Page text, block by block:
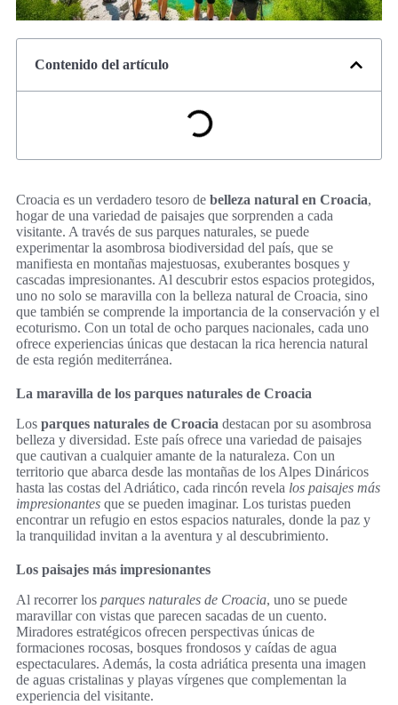
Contenido del artículo
Croacia es un verdadero tesoro de belleza natural en Croacia,
hogar de una variedad de paisajes que sorprenden a cada
visitante. A través de sus parques naturales, se puede
experimentar la asombrosa biodiversidad del país, que se
manifiesta en montañas majestuosas, exuberantes bosques y
cascadas impresionantes. Al descubrir estos espacios protegidos,
uno no solo se maravilla con la belleza natural de Croacia, sino
que también se comprende la importancia de la conservación y el
ecoturismo. Con un total de ocho parques nacionales, cada uno
ofrece experiencias únicas que destacan la rica herencia natural
de esta región mediterránea.
La maravilla de los parques naturales de Croacia
Los parques naturales de Croacia destacan por su asombrosa
belleza y diversidad. Este país ofrece una variedad de paisajes
que cautivan a cualquier amante de la naturaleza. Con un
territorio que abarca desde las montañas de los Alpes Dináricos
hasta las costas del Adriático, cada rincón revela los paisajes más
impresionantes que se pueden imaginar. Los turistas pueden
encontrar un refugio en estos espacios naturales, donde la paz y
la tranquilidad invitan a la aventura y al descubrimiento.
Los paisajes más impresionantes
Al recorrer los parques naturales de Croacia, uno se puede
maravillar con vistas que parecen sacadas de un cuento.
Miradores estratégicos ofrecen perspectivas únicas de
formaciones rocosas, bosques frondosos y caídas de agua
espectaculares. Además, la costa adriática presenta una imagen
de aguas cristalinas y playas vírgenes que complementan la
experiencia del visitante.